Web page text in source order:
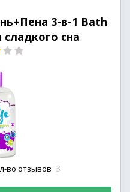
3-в-1 Bath
сна
во отзывов 3